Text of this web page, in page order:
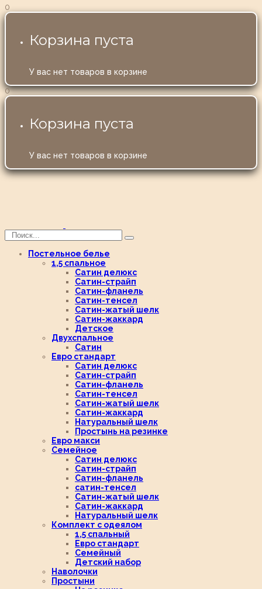
0
Корзина пуста
У вас нет товаров в корзине
0
Корзина пуста
У вас нет товаров в корзине
Постельное белье
1,5 спальное
Сатин делюкс
Сатин-страйп
Сатин-фланель
Сатин-тенсел
Сатин-жатый шелк
Сатин-жаккард
Детское
Двухспальное
Сатин
Евро стандарт
Сатин делюкс
Сатин-страйп
Сатин-фланель
Сатин-тенсел
Сатин-жатый шелк
Сатин-жаккард
Натуральный шелк
Простынь на резинке
Евро макси
Семейное
Сатин делюкс
Сатин-страйп
Сатин-фланель
сатин-тенсел
Сатин-жатый шелк
Сатин-жаккард
Натуральный шелк
Комплект с одеялом
1,5 спальный
Евро стандарт
Семейный
Детский набор
Наволочки
Простыни